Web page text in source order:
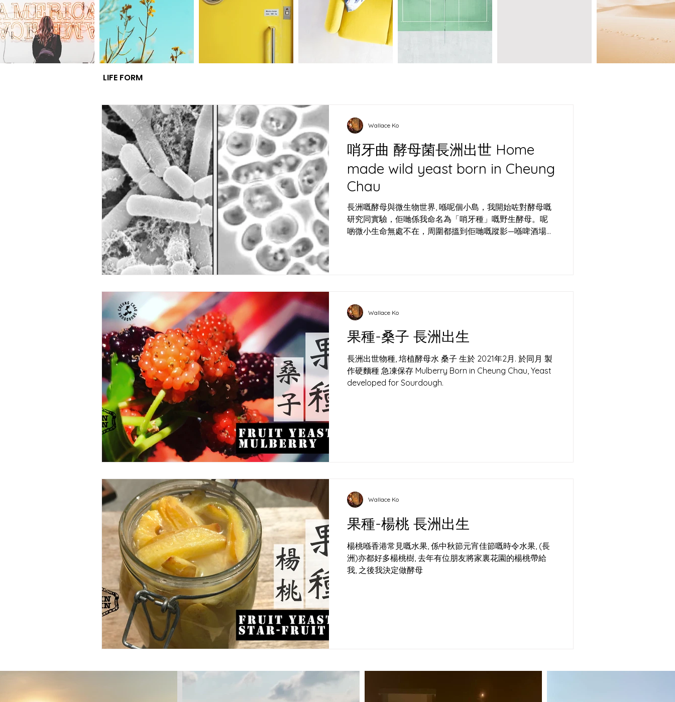
LIFE FORM
哨牙曲 酵母菌長洲出世 Home
made wild yeast born in Cheung
Chau
長洲嘅酵母與微生物世界, 喺呢個小島，我開始咗對酵母嘅
研究同實驗，佢哋係我命名為「哨牙種」嘅野生酵母。呢
啲微小生命無處不在，周圍都搵到佢哋嘅蹤影—喺啤酒場嘅
Wallace Ko
果種-桑子 長洲出生
長洲出世物種, 培植酵母水 桑子 生於 2021年2月. 於同月 製
作硬麵種 急凍保存 Mulberry Born in Cheung Chau, Yeast
developed for Sourdough.
Wallace Ko
果種-楊桃 長洲出生
楊桃喺香港常見嘅水果, 係中秋節元宵佳節嘅時令水果, (長
洲)亦都好多楊桃樹, 去年有位朋友將家裏花園的楊桃帶給
我, 之後我決定做酵母
Wallace Ko